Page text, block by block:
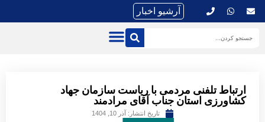
آرشیو اخبار
ارتباط تلفنی مردمی با ریاست سازمان جهاد
کشاورزی استان جناب آقای مرادمند
تاریخ انتشار: آذر 10, 1404